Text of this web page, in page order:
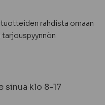
rahdista omaan
sinua klo 8-17